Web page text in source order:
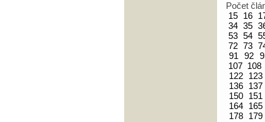
Počet
15 16
34 35
53 54
72 73
91
92
107 108
122
123
136
137
150
151
164
165
178
179